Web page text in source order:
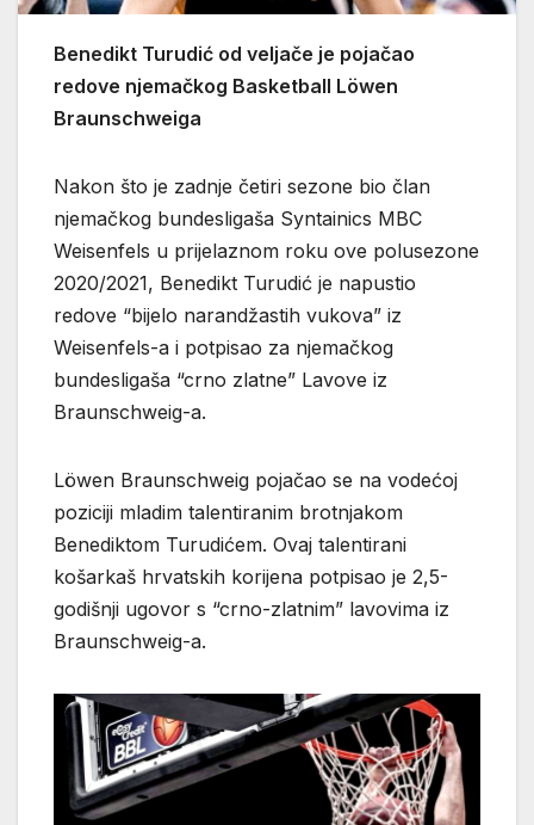
Benedikt Turudić od veljače je pojačao
redove njemačkog Basketball Löwen
Braunschweiga
Nakon što je zadnje četiri sezone bio član
njemačkog bundesligaša Syntainics MBC
Weisenfels u prijelaznom roku ove polusezone
2020/2021, Benedikt Turudić je napustio
redove “bijelo narandžastih vukova” iz
Weisenfels-a i potpisao za njemačkog
bundesligaša “crno zlatne” Lavove iz
Braunschweig-a.
Löwen Braunschweig pojačao se na vodećoj
poziciji mladim talentiranim brotnjakom
Benediktom Turudićem. Ovaj talentirani
košarkaš hrvatskih korijena potpisao je 2,5-
godišnji ugovor s “crno-zlatnim” lavovima iz
Braunschweig-a.